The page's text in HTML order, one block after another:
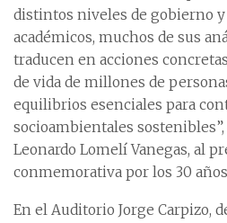
distintos niveles de gobierno y
académicos, muchos de sus
traducen en acciones
de vida de millones de
equilibrios esenciales para
socioambientales
Leonardo Lomelí Vanegas, al
conmemorativa por los 30
En el Auditorio Jorge Carpizo,